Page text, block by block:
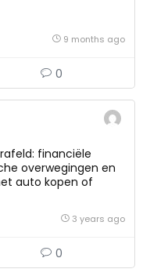
9 months ago
0
financiële
overwegingen en
auto kopen of
3 years ago
0